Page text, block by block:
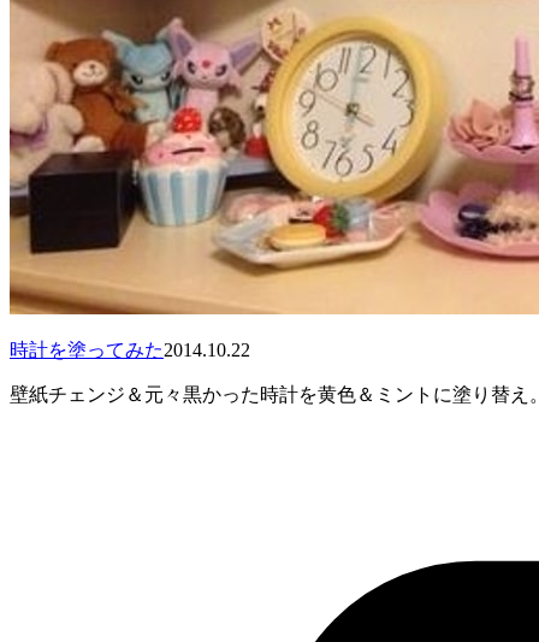
時計を塗ってみた2014.10.22
壁紙チェンジ＆元々黒かった時計を黄色＆ミントに塗り替え